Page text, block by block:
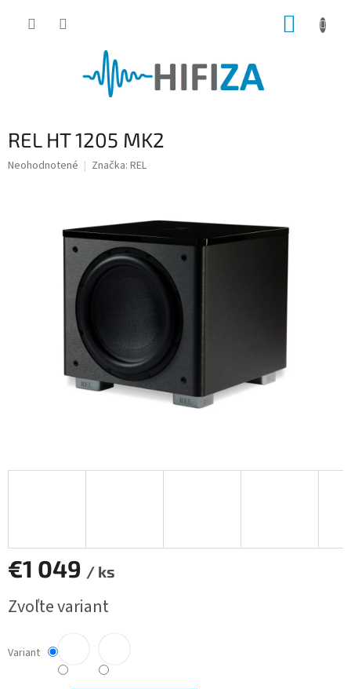
REL HT 1205 MK2
Priemerné
Neohodnotené Značka: REL
€1 049 / ks
cena:
Zvoľte variant
Variant